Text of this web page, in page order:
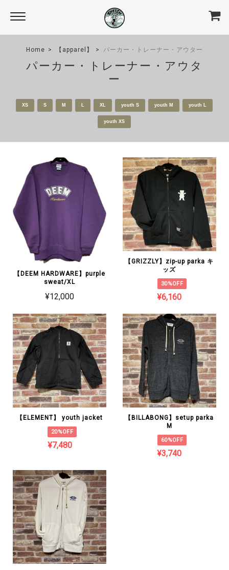
Home 【apparel】 パーカー・トレーナー・アウター
パーカー・トレーナー・アウタ
ー
XS S M L XL youth S youth M youth L
youth XS
【DEEM HARDWARE】purple
sweat/XL
¥12,000
【GRIZZLY】zip-up parka キ
ッズ
30%OFF
¥6,160
【ELEMENT】 youth jacket
20%OFF
¥7,480
【BILLABONG】setup parka
M
60%OFF
¥3,740